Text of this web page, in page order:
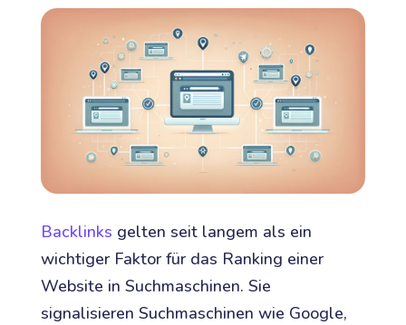
Backlinks gelten seit langem als ein
wichtiger Faktor für das Ranking einer
Website in Suchmaschinen. Sie
signalisieren Suchmaschinen wie Google,